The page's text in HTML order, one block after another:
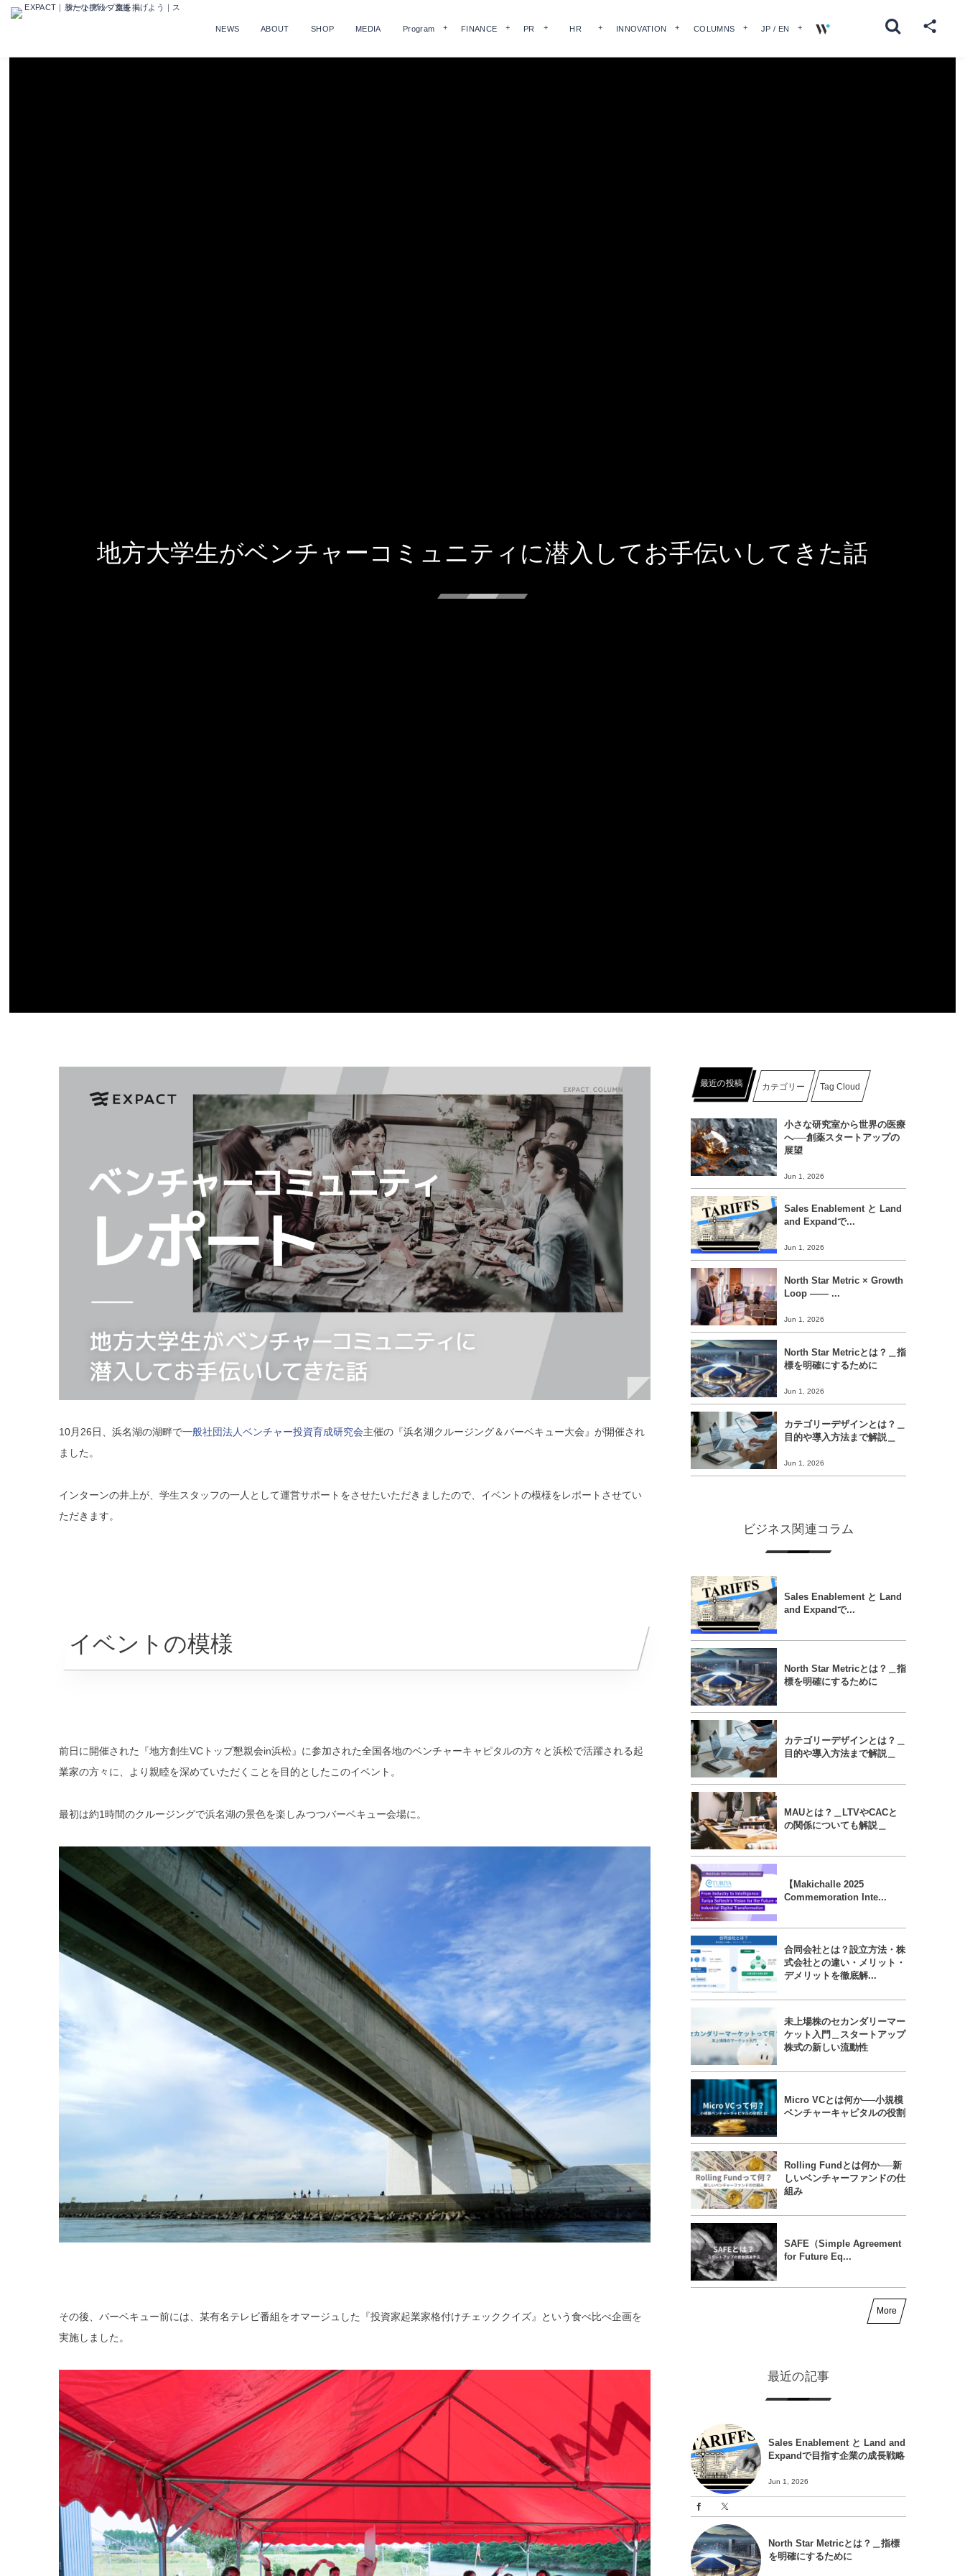
NEWS ABOUT SHOP MEDIA Program FINANCE PR HR INNOVATION COLUMNS JP / EN
地方大学生がベンチャーコミュニティに潜入してお手伝いしてきた話
10月26日、浜名湖の湖畔で一般社団法人ベンチャー投資育成研究会主催の『浜名湖クルージング＆バーベキュー大会』が開催され
ました。
インターンの井上が、学生スタッフの一人として運営サポートをさせたいただきましたので、イベントの模様をレポートさせてい
ただきます。
イベントの模様
前日に開催された『地方創生VCトップ懇親会in浜松』に参加された全国各地のベンチャーキャピタルの方々と浜松で活躍される起
業家の方々に、より親睦を深めていただくことを目的としたこのイベント。
最初は約1時間のクルージングで浜名湖の景色を楽しみつつバーベキュー会場に。
その後、バーベキュー前には、某有名テレビ番組をオマージュした『投資家起業家格付けチェッククイズ』という食べ比べ企画を
実施しました。
最近の投稿 カテゴリー Tag Cloud
小さな研究室から世界の医療
へ──創薬スタートアップの
展望
Jun 1, 2026
Sales Enablement と Land
and Expandで...
Jun 1, 2026
North Star Metric × Growth
Loop ―― ...
Jun 1, 2026
North Star Metricとは？＿指
標を明確にするために
Jun 1, 2026
カテゴリーデザインとは？＿
目的や導入方法まで解説＿
Jun 1, 2026
ビジネス関連コラム
Sales Enablement と Land
and Expandで...
North Star Metricとは？＿指
標を明確にするために
カテゴリーデザインとは？＿
目的や導入方法まで解説＿
MAUとは？＿LTVやCACと
の関係についても解説＿
【Makichalle 2025
Commemoration Inte...
合同会社とは？設立方法・株
式会社との違い・メリット・
デメリットを徹底解...
未上場株のセカンダリーマー
ケット入門＿スタートアップ
株式の新しい流動性
Micro VCとは何か──小規模
ベンチャーキャピタルの役割
Rolling Fundとは何か──新
しいベンチャーファンドの仕
組み
SAFE（Simple Agreement
for Future Eq...
More
最近の記事
Sales Enablement と Land and
Expandで目指す企業の成長戦略
Jun 1, 2026
North Star Metricとは？＿指標
を明確にするために